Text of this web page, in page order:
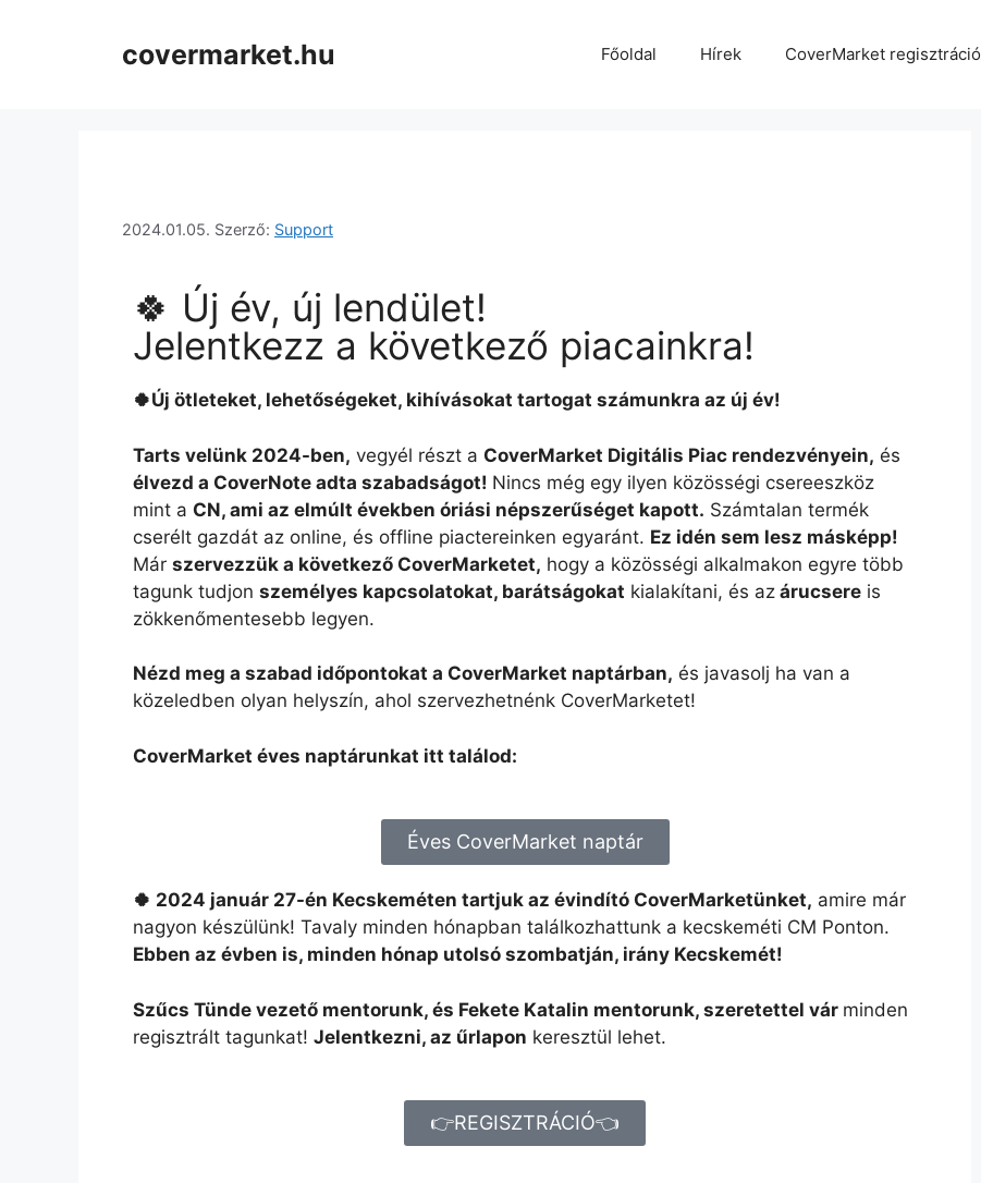
covermarket.hu Főoldal Hírek CoverMarket regisztráció
2024.01.05. Szerző: Support
🍀 Új év, új lendület!
Jelentkezz a következő piacainkra!
🍀Új ötleteket, lehetőségeket, kihívásokat tartogat számunkra az új év!
Tarts velünk 2024-ben, vegyél részt a CoverMarket Digitális Piac rendezvényein, és
élvezd a CoverNote adta szabadságot! Nincs még egy ilyen közösségi csereeszköz
mint a CN, ami az elmúlt években óriási népszerűséget kapott. Számtalan termék
cserélt gazdát az online, és offline piactereinken egyaránt. Ez idén sem lesz másképp!
Már szervezzük a következő CoverMarketet, hogy a közösségi alkalmakon egyre több
tagunk tudjon személyes kapcsolatokat, barátságokat kialakítani, és az árucsere is
zökkenőmentesebb legyen.
Nézd meg a szabad időpontokat a CoverMarket naptárban, és javasolj ha van a
közeledben olyan helyszín, ahol szervezhetnénk CoverMarketet!
CoverMarket éves naptárunkat itt találod:
Éves CoverMarket naptár
🍀 2024 január 27-én Kecskeméten tartjuk az évindító CoverMarketünket, amire már
nagyon készülünk! Tavaly minden hónapban találkozhattunk a kecskeméti CM Ponton.
Ebben az évben is, minden hónap utolsó szombatján, irány Kecskemét!
Szűcs Tünde vezető mentorunk, és Fekete Katalin mentorunk, szeretettel vár minden
regisztrált tagunkat! Jelentkezni, az űrlapon keresztül lehet.
👉REGISZTRÁCIÓ👈